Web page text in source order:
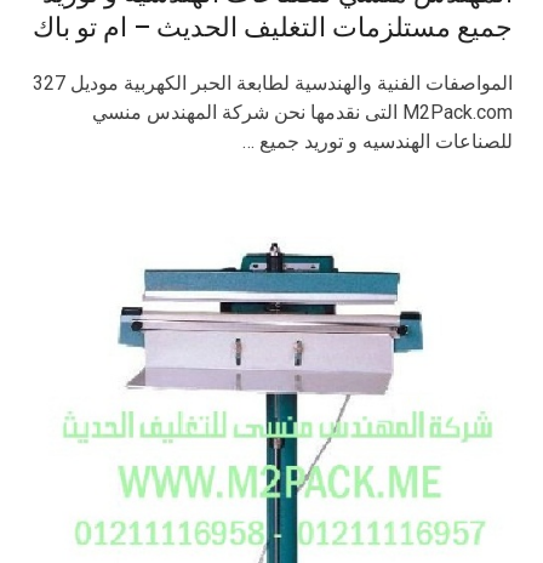
جميع مستلزمات التغليف الحديث – ام تو باك
المواصفات الفنية والهندسية لطابعة الحبر الكهربية موديل 327
M2Pack.com التى نقدمها نحن شركة المهندس منسي
للصناعات الهندسيه و توريد جميع …